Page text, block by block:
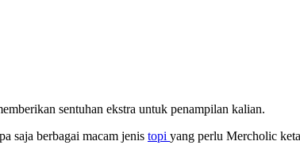
sentuhan ekstra untuk penampilan kalian.
saja berbagai macam jenis topi yang perlu Mercholic